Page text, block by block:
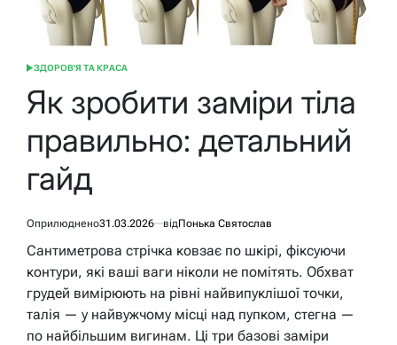
ОПУБЛІКУВАТИ
ЗДОРОВ'Я ТА КРАСА
Як зробити заміри тіла
правильно: детальний
гайд
Оприлюднено31.03.2026 відПонька Святослав
Сантиметрова стрічка ковзає по шкірі, фіксуючи
контури, які ваші ваги ніколи не помітять. Обхват
грудей вимірюють на рівні найвипуклішої точки,
талія — у найвужчому місці над пупком, стегна —
по найбільшим вигинам. Ці три базові заміри